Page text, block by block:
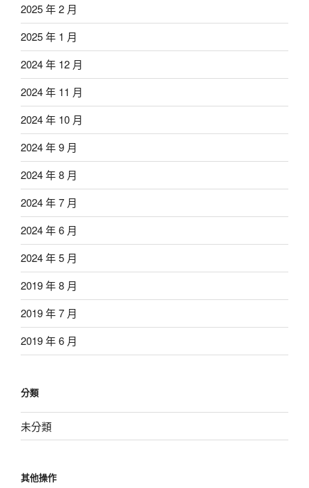
2025 年 2 月
2025 年 1 月
2024 年 12 月
2024 年 11 月
2024 年 10 月
2024 年 9 月
2024 年 8 月
2024 年 7 月
2024 年 6 月
2024 年 5 月
2019 年 8 月
2019 年 7 月
2019 年 6 月
分類
未分類
其他操作